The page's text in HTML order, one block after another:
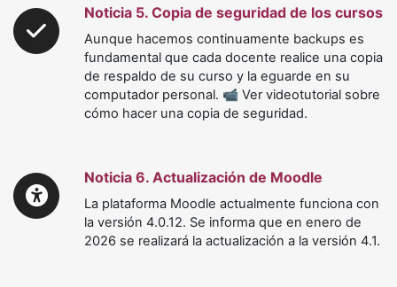
Noticia 5. Copia de seguridad de los cursos
Aunque hacemos continuamente backups es
fundamental que cada docente realice una copia
de respaldo de su curso y la eguarde en su
computador personal. 📹 Ver videotutorial sobre
cómo hacer una copia de seguridad.
Noticia 6. Actualización de Moodle
La plataforma Moodle actualmente funciona con
la versión 4.0.12. Se informa que en enero de
2026 se realizará la actualización a la versión 4.1.